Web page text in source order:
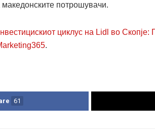
македонските потрошувачи.
циклус на Lidl во Скопје:
.
61